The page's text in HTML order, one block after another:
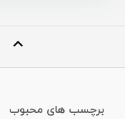
برچسب های محبوب